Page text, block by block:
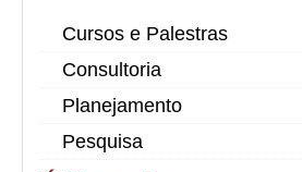
Cursos e Palestras
Consultoria
Planejamento
Pesquisa